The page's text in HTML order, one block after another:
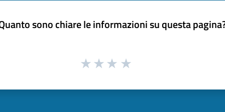
sono chiare le informazioni su questa